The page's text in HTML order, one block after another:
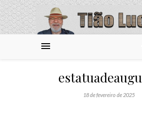
18 de fevereiro de 2025